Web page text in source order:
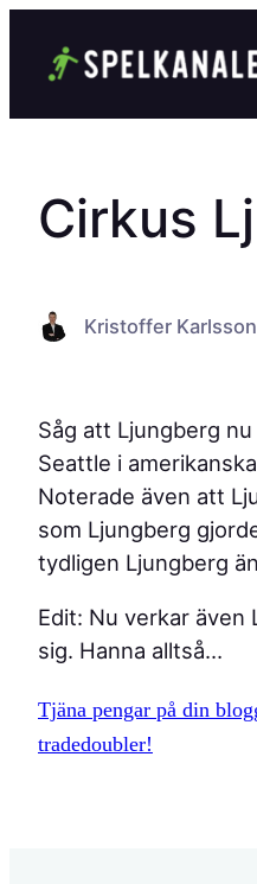
Cirkus
Kristoffer Karlsson
Såg att Ljungberg
Seattle i
Noterade även att
som Ljungberg
tydligen Ljungberg
Edit: Nu verkar även
sig. Hanna alltså…
Tjäna pengar på din
tradedoubler!